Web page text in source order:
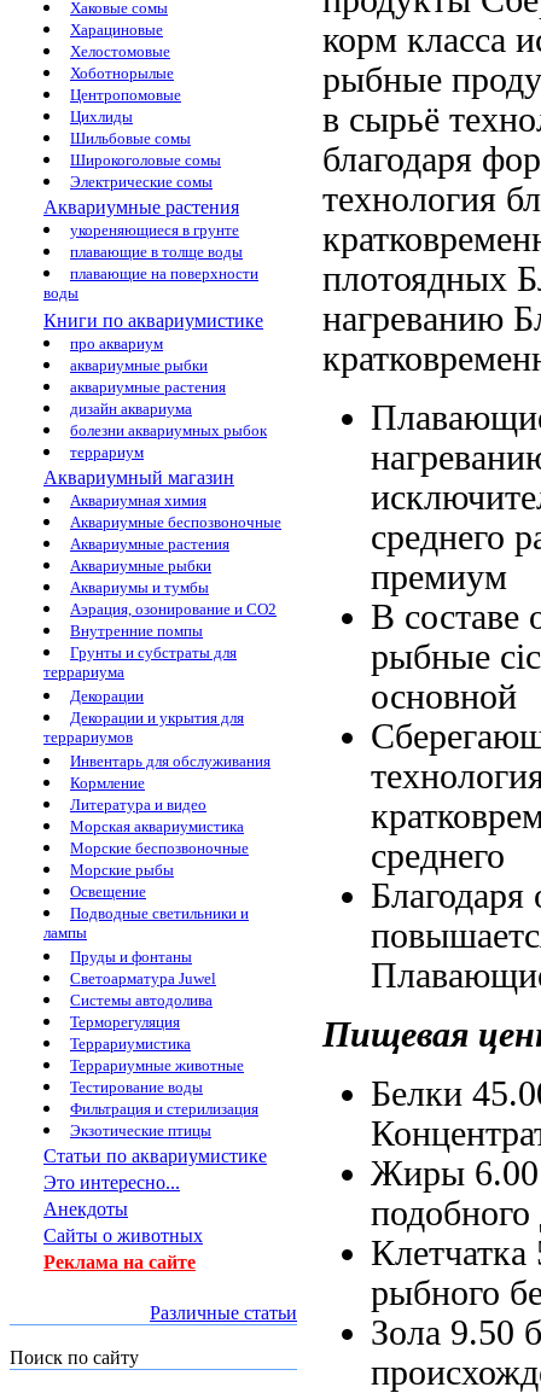
Хаковые сомы
Харациновые
Хелостомовые
Хоботнорылые
Центропомовые
Цихлиды
Шильбовые сомы
Широкоголовые сомы
Электрические сомы
Аквариумные растения
укореняющиеся в грунте
плавающие в толще воды
плавающие на поверхности
воды
Книги по аквариумистике
про аквариум
аквариумные рыбки
аквариумные растения
дизайн аквариума
болезни аквариумных рыбок
террариум
Аквариумный магазин
Аквариумная химия
Аквариумные беспозвоночные
Аквариумные растения
Аквариумные рыбки
Аквариумы и тумбы
Аэрация, озонирование и CO2
Внутренние помпы
Грунты и субстраты для
террариума
Декорации
Декорации и укрытия для
террариумов
Инвентарь для обслуживания
Кормление
Литература и видео
Морская аквариумистика
Морские беспозвоночные
Морские рыбы
Освещение
Подводные светильники и
лампы
Пруды и фонтаны
Светоарматура Juwel
Системы автодолива
Терморегуляция
Террариумистика
Террариумные животные
Тестирование воды
Фильтрация и стерилизация
Экзотические птицы
Статьи по аквариумистике
Это интересно...
Анекдоты
Сайты о животных
Реклама на сайте
Различные статьи
Поиск по сайту
корм класса
рыбные
в сырьё
благодаря
технология
плотоядных
нагреванию
среднего
премиум
В составе
рыбные
основной
среднего
Пищевая
Белки
Жиры
подобного
рыбного
Зола 9.50